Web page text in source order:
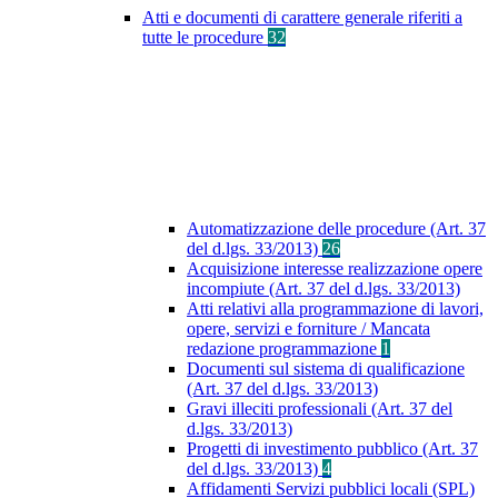
Atti e documenti di carattere generale riferiti a
tutte le procedure 32
Automatizzazione delle procedure (Art. 37
del d.lgs. 33/2013) 26
Acquisizione interesse realizzazione opere
incompiute (Art. 37 del d.lgs. 33/2013)
Atti relativi alla programmazione di lavori,
opere, servizi e forniture / Mancata
redazione programmazione 1
Documenti sul sistema di qualificazione
(Art. 37 del d.lgs. 33/2013)
Gravi illeciti professionali (Art. 37 del
d.lgs. 33/2013)
Progetti di investimento pubblico (Art. 37
del d.lgs. 33/2013) 4
Affidamenti Servizi pubblici locali (SPL)